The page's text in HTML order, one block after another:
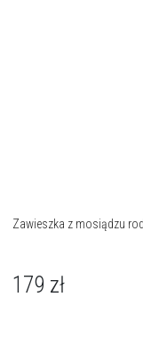
Zawieszka z mosiądzu
179 zł